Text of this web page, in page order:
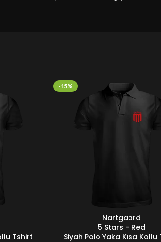
Tshirt
-15%
Nartgaard
5 Stars – Red
Siyah Polo Yaka Kısa Kollu